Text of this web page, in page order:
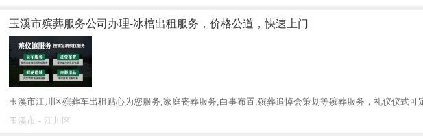
玉溪市殡葬服务公司办理-冰棺出租服务，价格公道，快速上门
玉溪市江川区殡葬车出租贴心为您服务,家庭丧葬服务,白事布置,殡葬追悼会策划等殡葬服务，礼仪仪式可
玉溪市 - 江川区